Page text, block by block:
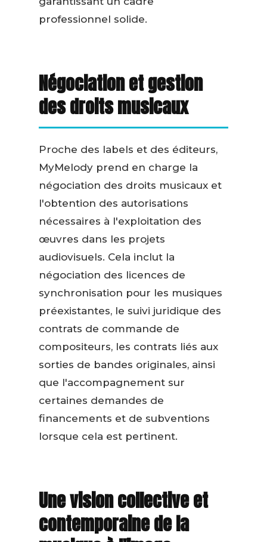
professionnel solide.
Négociation et gestion
des droits musicaux
Proche des labels et des éditeurs,
MyMelody prend en charge la
négociation des droits musicaux et
l'obtention des autorisations
nécessaires à l'exploitation des
œuvres dans les projets
audiovisuels. Cela inclut la
négociation des licences de
synchronisation pour les musiques
préexistantes, le suivi juridique des
contrats de commande de
compositeurs, les contrats liés aux
sorties de bandes originales, ainsi
que l'accompagnement sur
certaines demandes de
financements et de subventions
lorsque cela est pertinent.
Une vision collective et
contemporaine de la